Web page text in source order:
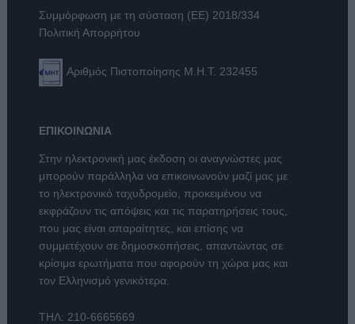
Συμμόρφωση με τη σύσταση (ΕΕ) 2018/334
Πολιτική Απορρήτου
Αριθμός Πιστοποίησης Μ.Η.Τ. 232455
ΕΠΙΚΟΙΝΩΝΙΑ
Στην ηλεκτρονική μας έκδοση οι αναγνώστες μας
μπορούν παράλληλα να επικοινωνούν μαζί μας με
το ηλεκτρονικό ταχυδρομείο, προκειμένου να
εκφράζουν τις απόψεις και τις παρατηρήσεις τους,
που μας είναι απαραίτητες, και επίσης να
συμμετέχουν σε δημοσκοπήσεις, απαντώντας σε
κρίσιμα ερωτήματα που αφορούν τη χώρα μας και
τον Ελληνισμό γενικότερα.
ΤΗΛ: 210-6665669